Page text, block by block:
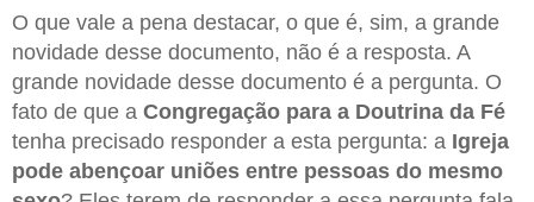
O que vale a pena destacar, o que é, sim, a grande
novidade desse documento, não é a resposta. A
grande novidade desse documento é a pergunta. O
fato de que a Congregação para a Doutrina da Fé
tenha precisado responder a esta pergunta: a Igreja
pode abençoar uniões entre pessoas do mesmo